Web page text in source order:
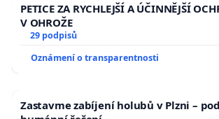
PETICE ZA RYCHLEJŠÍ A ÚČINNĚJŠÍ
V OHROŽE
29 podpisů
Oznámení o transparentnosti
Zastavme zabíjení holubů v Plzni –